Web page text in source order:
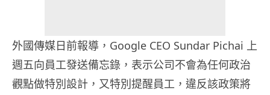
外國傳媒日前報導，Google CEO Sundar Pichai 上
週五向員工發送備忘錄，表示公司不會為任何政治
觀點做特別設計，又特別提醒員工，違反該政策將